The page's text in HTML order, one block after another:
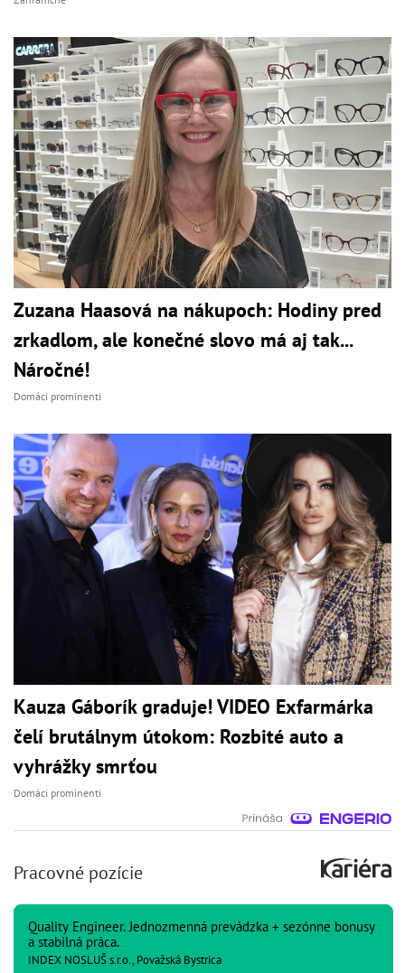
Zuzana Haasová na nákupoch: Hodiny pred
zrkadlom, ale konečné slovo má aj tak...
Náročné!
Domáci prominenti
Kauza Gáborík graduje! VIDEO Exfarmárka
čelí brutálnym útokom: Rozbité auto a
vyhrážky smrťou
Domáci prominenti
Pracovné pozície
Quality Engineer. Jednozmenná prevádzka + sezónne bonusy
a stabilná práca.
INDEX NOSLUŠ s.r.o., Považská Bystrica